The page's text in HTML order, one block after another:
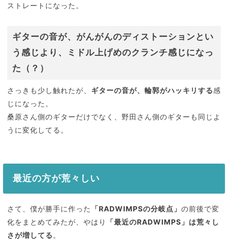
ストレートになった。
ギターの音が、がんがんのディストーションとい
う感じより、ミドル上げめのクランチ感じになっ
た（？）
さっきも少し触れたが、 ギターの音が、輪郭がハッキリする感
じになった。
桑原さん側のギターだけでなく、野田さん側のギターも同じよ
うに変化してる。
最近の方が荒々しい
さて、僕が勝手に作った 「RADWIMPSの分岐点」 の前後で変
化をまとめてみたが、やはり
「最近のRADWIMPS」は荒々し
さが増してる。